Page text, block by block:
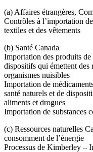
(a) Affaires étrangères,
Contrôles à l’importation
textiles et des vêtements
(b) Santé Canada
Importation des produits de
dispositifs qui émettent des
organismes nuisibles
Importation de
santé naturels et de
aliments et drogues
Importation de substances
(c) Ressources naturelles
consomment de l’énergie
Processus de Kimberley –